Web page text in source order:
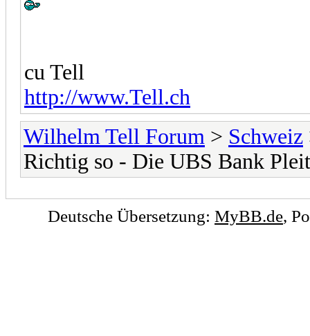
cu Tell
http://www.Tell.ch
Wilhelm Tell Forum > Schweiz
Richtig so - Die UBS Bank
Deutsche Übersetzung: MyBB.de,